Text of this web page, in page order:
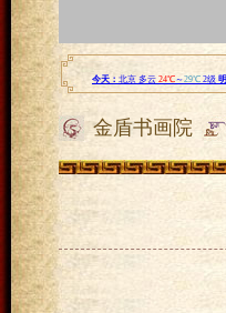
金盾书画院